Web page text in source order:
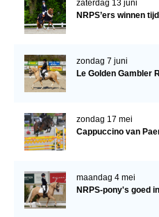
REGIO'S
Bestuur Regio Noord
Regio Midden
Bestuur Regio Midden
Regio West
Regio Zuid
zaterdag 13 juni
NRPS’ers winnen
zondag 7 juni
Le Golden Gambler
zondag 17 mei
Cappuccino van
maandag 4 mei
NRPS-pony's goed